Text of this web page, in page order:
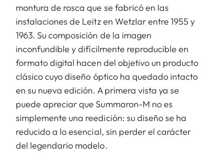
montura de rosca que se fabricó en las
instalaciones de Leitz en Wetzlar entre 1955 y
1963. Su composición de la imagen
inconfundible y difícilmente reproducible en
formato digital hacen del objetivo un producto
clásico cuyo diseño óptico ha quedado intacto
en su nueva edición. A primera vista ya se
puede apreciar que Summaron-M no es
simplemente una reedición: su diseño se ha
reducido a lo esencial, sin perder el carácter
del legendario modelo.